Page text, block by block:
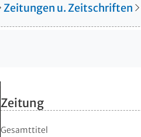
Zeitungen u. Zeitschriften
Zeitung
Gesamttitel